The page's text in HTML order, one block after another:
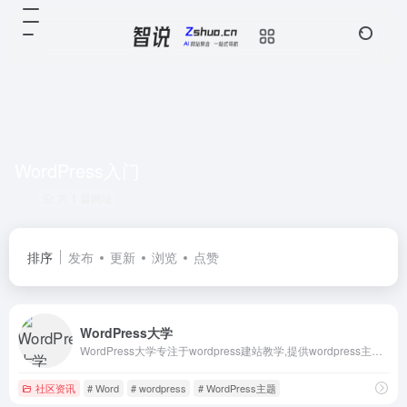
排序 发布 更新 浏览 点赞
WordPress大学
社区资讯 # Word # wordpress # WordPress主题